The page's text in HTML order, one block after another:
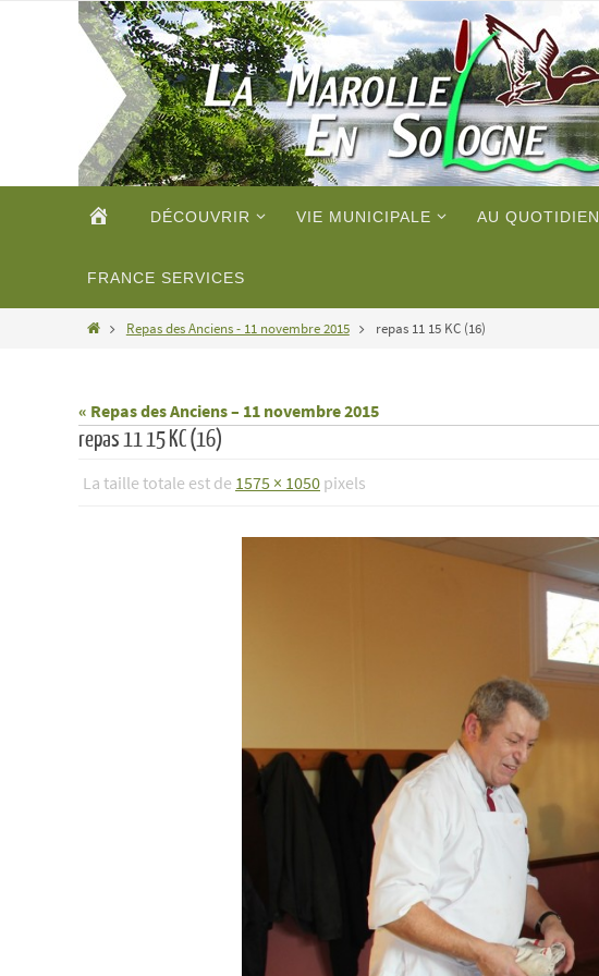
ACCUEILDÉCOUVRIR VIE MUNICIPALE AU QUOTIDIEN
FRANCE SERVICES
HomeRepas des Anciens - 11 novembre 2015 repas 11 15 KC (16)
« Repas des Anciens – 11 novembre 2015
repas 11 15 KC (16)
La taille totale est de 1575 × 1050 pixels